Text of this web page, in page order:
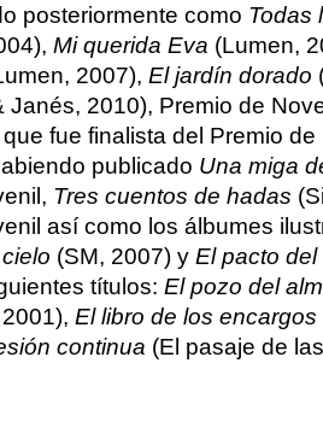
posteriormente como Todas
Mi querida Eva (Lumen,
2007), El jardín dorado
Janés, 2010), Premio de
fue finalista del Premio
publicado Una miga
Tres cuentos de hadas
así como los álbumes
(SM, 2007) y El pacto
títulos: El pozo del
El libro de los encargos
continua (El pasaje de